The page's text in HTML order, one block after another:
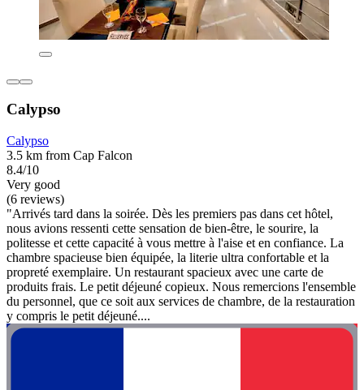
Calypso
Calypso
3.5 km from Cap Falcon
8.4/10
Very good
(6 reviews)
"Arrivés tard dans la soirée. Dès les premiers pas dans cet hôtel,
nous avions ressenti cette sensation de bien-être, le sourire, la
politesse et cette capacité à vous mettre à l'aise et en confiance. La
chambre spacieuse bien équipée, la literie ultra confortable et la
propreté exemplaire. Un restaurant spacieux avec une carte de
produits frais. Le petit déjeuné copieux. Nous remercions l'ensemble
du personnel, que ce soit aux services de chambre, de la restauration
y compris le petit déjeuné....